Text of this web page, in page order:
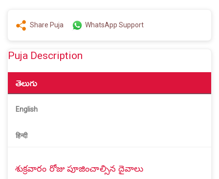
Share Puja WhatsApp Support
Puja Description
తెలుగు
English
हिन्दी
శుక్రవారం రోజు పూజించాల్సిన దైవాలు